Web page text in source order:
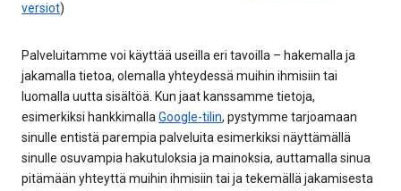
versiot)
Palveluitamme voi käyttää useilla eri tavoilla – hakemalla ja
jakamalla tietoa, olemalla yhteydessä muihin ihmisiin tai
luomalla uutta sisältöä. Kun jaat kanssamme tietoja,
esimerkiksi hankkimallaGoogle-tilin, pystymme tarjoamaan
sinulle entistä parempia palveluita esimerkiksi näyttämällä
sinulle osuvampia hakutuloksia ja mainoksia, auttamalla sinua
pitämään yhteyttä muihin ihmisiin tai ja tekemällä jakamisesta